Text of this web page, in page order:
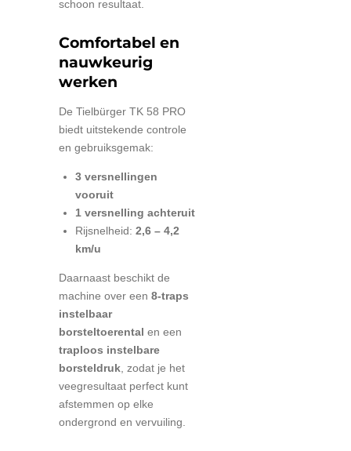
schoon resultaat.
Comfortabel en
nauwkeurig
werken
De Tielbürger TK 58 PRO
biedt uitstekende controle
en gebruiksgemak:
3 versnellingen
vooruit
1 versnelling achteruit
Rijsnelheid: 2,6 – 4,2
km/u
Daarnaast beschikt de
machine over een 8-traps
instelbaar
borsteltoerental en een
traploos instelbare
borsteldruk , zodat je het
veegresultaat perfect kunt
afstemmen op elke
ondergrond en vervuiling.